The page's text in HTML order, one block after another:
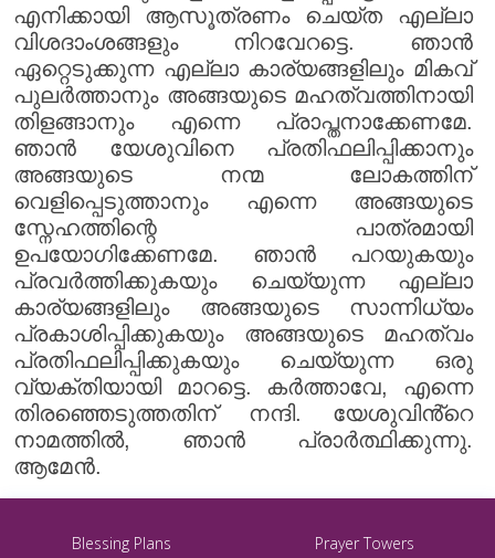
എനിക്കായി ആസൂത്രണം ചെയ്ത എല്ലാ
വിശദാംശങ്ങളും നിറവേറട്ടെ. ഞാൻ
ഏറ്റെടുക്കുന്ന എല്ലാ കാര്യങ്ങളിലും മികവ്
പുലർത്താനും അങ്ങയുടെ മഹത്വത്തിനായി
തിളങ്ങാനും എന്നെ പ്രാപ്തനാക്കേണമേ.
ഞാൻ യേശുവിനെ പ്രതിഫലിപ്പിക്കാനും
അങ്ങയുടെ നന്മ ലോകത്തിന്
വെളിപ്പെടുത്താനും എന്നെ അങ്ങയുടെ
സ്നേഹത്തിന്റെ പാത്രമായി
ഉപയോഗിക്കേണമേ. ഞാൻ പറയുകയും
പ്രവർത്തിക്കുകയും ചെയ്യുന്ന എല്ലാ
കാര്യങ്ങളിലും അങ്ങയുടെ സാന്നിധ്യം
പ്രകാശിപ്പിക്കുകയും അങ്ങയുടെ മഹത്വം
പ്രതിഫലിപ്പിക്കുകയും ചെയ്യുന്ന ഒരു
വ്യക്തിയായി മാറട്ടെ. കർത്താവേ, എന്നെ
തിരഞ്ഞെടുത്തതിന് നന്ദി. യേശുവിൻ്റെ
നാമത്തിൽ, ഞാൻ പ്രാർത്ഥിക്കുന്നു.
ആമേൻ.
Blessing Plans Prayer Towers